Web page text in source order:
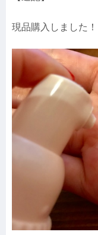
現品購入しました！